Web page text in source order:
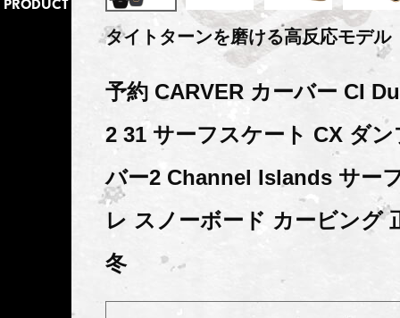
PRODUCT
タイトターンを磨ける高反応モデル
予約 CARVER カーバー CI
2 31 サーフスケート CX ダ
バー2 Channel Islands サー
レ スノーボード カービング
冬